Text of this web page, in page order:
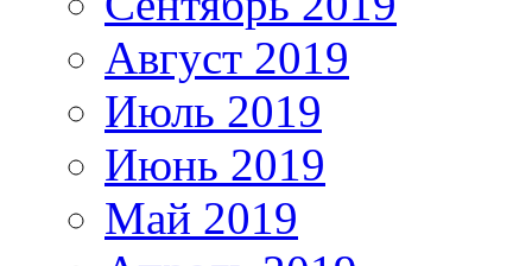
Август 2019
Июль 2019
Июнь 2019
Май 2019